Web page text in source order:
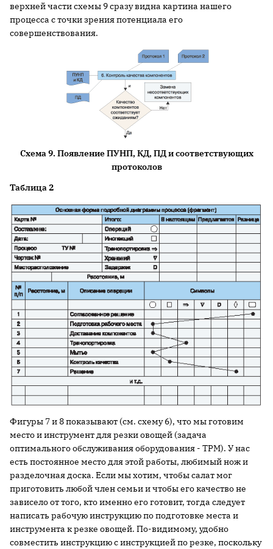
верхней части схемы 9 сразу видна картина нашего
процесса с точки зрения потенциала его
совершенствования.
Схема 9. Появление ПУНП, КД, ПД и соответствующих
протоколов
Таблица 2
Фигуры 7 и 8 показывают (см. схему 6), что мы готовим
место и инструмент для резки овощей (задача
оптимального обслуживания оборудования - TPM). У нас
есть постоянное место для этой работы, любимый нож и
разделочная доска. Если мы хотим, чтобы салат мог
приготовить любой член семьи и чтобы его качество не
зависело от того, кто именно его готовит, тогда следует
написать рабочую инструкцию по подготовке места и
инструмента к резке овощей. По-видимому, удобно
совместить инструкцию с инструкцией по резке, поскольку